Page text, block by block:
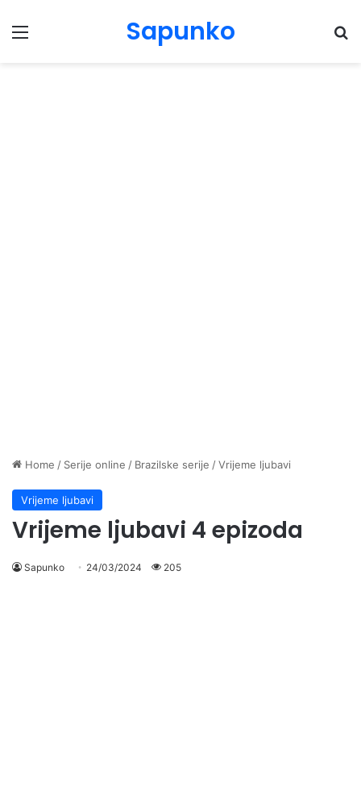
Menu Sapunko
Home / Serije online / Brazilske serije /Vrijeme ljubavi
Vrijeme ljubavi
Vrijeme ljubavi 4 epizoda
Sapunko 24/03/2024 205